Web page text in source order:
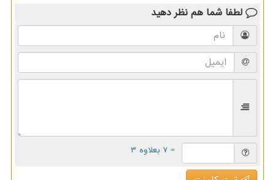
لطفا شما هم نظر دهید
= ۷ بعلاوه ۳